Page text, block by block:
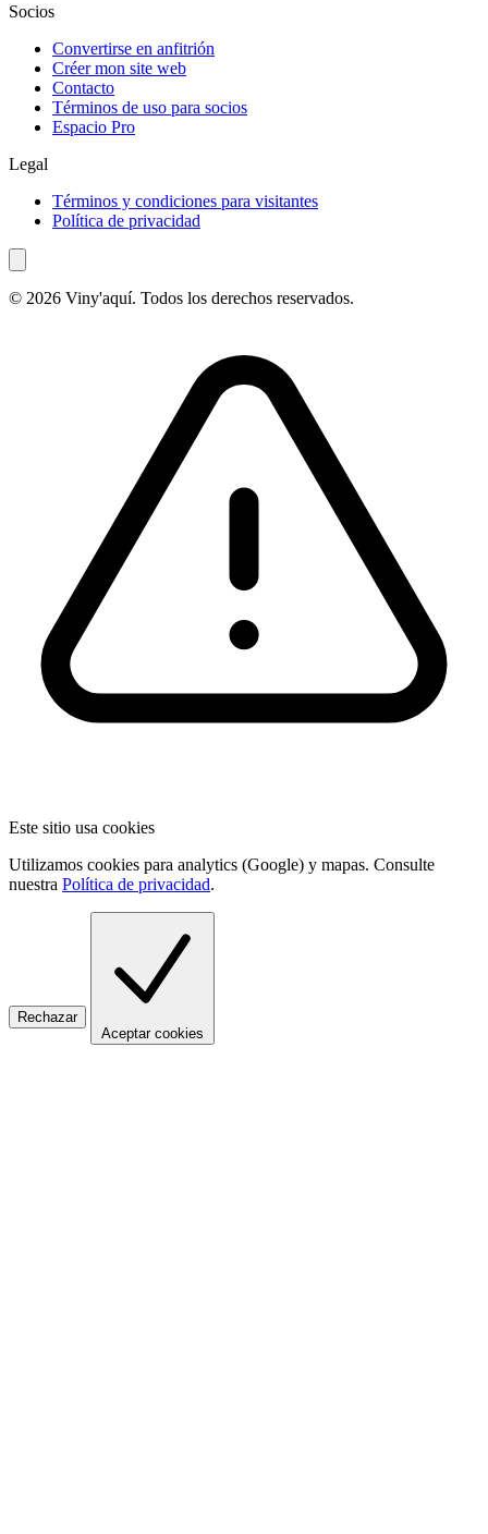
Socios
Convertirse en anfitrión
Créer mon site web
Contacto
Términos de uso para socios
Espacio Pro
Legal
Términos y condiciones para visitantes
Política de privacidad
© 2026 Viny'aquí. Todos los derechos reservados.
Este sitio usa cookies
Utilizamos cookies para analytics (Google) y mapas. Consulte
nuestra Política de privacidad.
Rechazar
Aceptar cookies